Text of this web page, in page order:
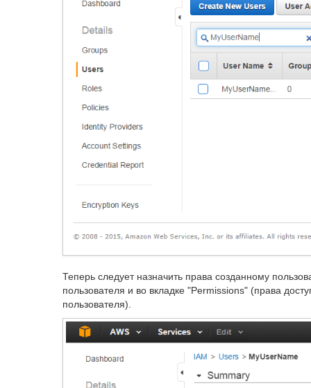
Теперь следует назначить права созданному
пользователя и во вкладке "Permissions" (права
пользователя).